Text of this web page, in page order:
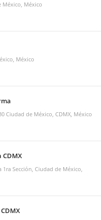
México, México
México
Ciudad de México, CDMX, México
1ra Sección, Ciudad de México,